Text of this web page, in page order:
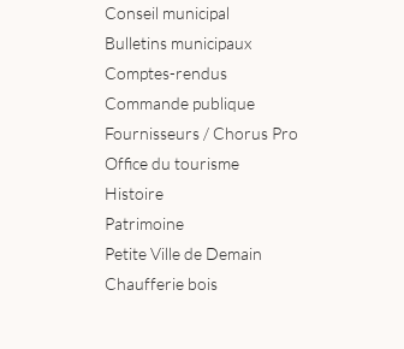
Conseil municipal
Bulletins municipaux
Comptes-rendus
Commande publique
Fournisseurs / Chorus Pro
Office du tourisme
Histoire
Patrimoine
Petite Ville de Demain
Chaufferie bois